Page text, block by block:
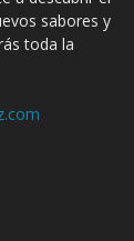
sabores y
toda la